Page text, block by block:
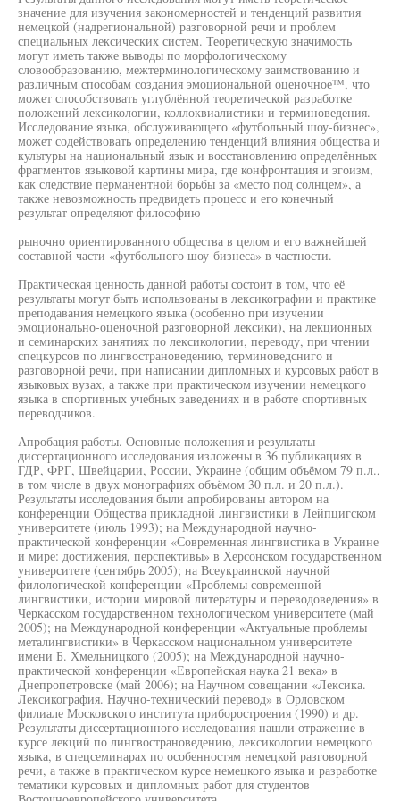
значение для изучения закономерностей и тенденций развития
немецкой (надрегиональной) разговорной речи и проблем
специальных лексических систем. Теоретическую значимость
могут иметь также выводы по морфологическому
словообразованию, межтерминологическому заимствованию и
различным способам создания эмоциональной оценочное™, что
может способствовать углублённой теоретической разработке
положений лексикологии, коллоквиалистики и терминоведения.
Исследование языка, обслуживающего «футбольный шоу-бизнес»,
может содействовать определению тенденций влияния общества и
культуры на национальный язык и восстановлению определённых
фрагментов языковой картины мира, где конфронтация и эгоизм,
как следствие перманентной борьбы за «место под солнцем», а
также невозможность предвидеть процесс и его конечный
результат определяют философию
рыночно ориентированного общества в целом и его важнейшей
составной части «футбольного шоу-бизнеса» в частности.
Практическая ценность данной работы состоит в том, что её
результаты могут быть использованы в лексикографии и практике
преподавания немецкого языка (особенно при изучении
эмоционально-оценочной разговорной лексики), на лекционных
и семинарских занятиях по лексикологии, переводу, при чтении
спецкурсов по лингвострановедению, терминоведсниго и
разговорной речи, при написании дипломных и курсовых работ в
языковых вузах, а также при практическом изучении немецкого
языка в спортивных учебных заведениях и в работе спортивных
переводчиков.
Апробация работы. Основные положения и результаты
диссертационного исследования изложены в 36 публикациях в
ГДР, ФРГ, Швейцарии, России, Украине (общим объёмом 79 п.л.,
в том числе в двух монографиях объёмом 30 п.л. и 20 п.л.).
Результаты исследования были апробированы автором на
конференции Общества прикладной лингвистики в Лейпцигском
университете (июль 1993); на Международной научно-
практической конференции «Современная лингвистика в Украине
и мире: достижения, перспективы» в Херсонском государственном
университете (сентябрь 2005); на Всеукраинской научной
филологической конференции «Проблемы современной
лингвистики, истории мировой литературы и переводоведения» в
Черкасском государственном технологическом университете (май
2005); на Международной конференции «Актуальные проблемы
металингвистики» в Черкасском национальном университете
имени Б. Хмельницкого (2005); на Международной научно-
практической конференции «Европейская наука 21 века» в
Днепропетровске (май 2006); на Научном совещании «Лексика.
Лексикография. Научно-технический перевод» в Орловском
филиале Московского института приборостроения (1990) и др.
Результаты диссертационного исследования нашли отражение в
курсе лекций по лингвострановедению, лексикологии немецкого
языка, в спецсеминарах по особенностям немецкой разговорной
речи, а также в практическом курсе немецкого языка и разработке
тематики курсовых и дипломных работ для студентов